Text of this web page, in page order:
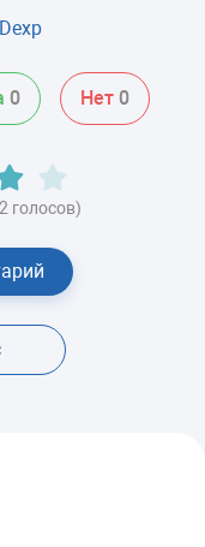
Dexp
0 Нет 0
голосов)